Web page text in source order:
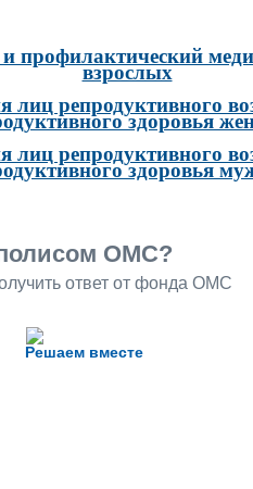
и профилактический
взрослых
лиц репродуктивного
здоровья
лиц репродуктивного
здоровья
Решаем вместе
ОМС?
ответ от фонда ОМС